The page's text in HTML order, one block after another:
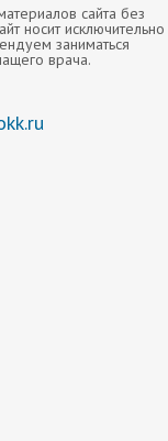
сайта без
носит исключительно
заниматься
врача.